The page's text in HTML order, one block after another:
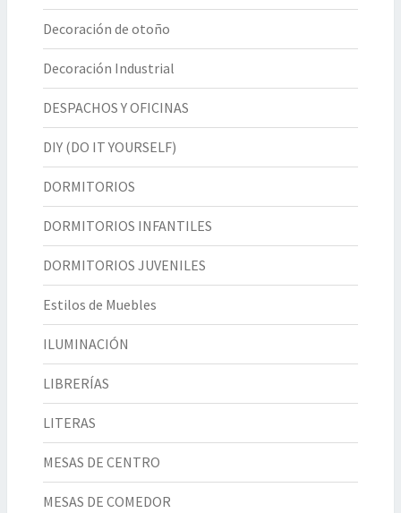
Decoración de otoño
Decoración Industrial
DESPACHOS Y OFICINAS
DIY (DO IT YOURSELF)
DORMITORIOS
DORMITORIOS INFANTILES
DORMITORIOS JUVENILES
Estilos de Muebles
ILUMINACIÓN
LIBRERÍAS
LITERAS
MESAS DE CENTRO
MESAS DE COMEDOR